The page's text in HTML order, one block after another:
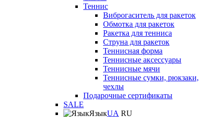
Теннис
Виброгаситель для ракеток
Обмотка для ракеток
Ракетка для тенниса
Струна для ракеток
Теннисная форма
Теннисные аксессуары
Теннисные мячи
Теннисные сумки, рюкзаки,
чехлы
Подарочные сертификаты
SALE
ЯзыкUA RU